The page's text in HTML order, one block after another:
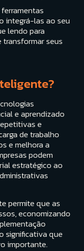
integrá-las ao seu
lendo para
seus
e aprendizado
e
de trabalho
e melhora a
podem
estratégico ao
permite que as
economizando
significativa que
importante.